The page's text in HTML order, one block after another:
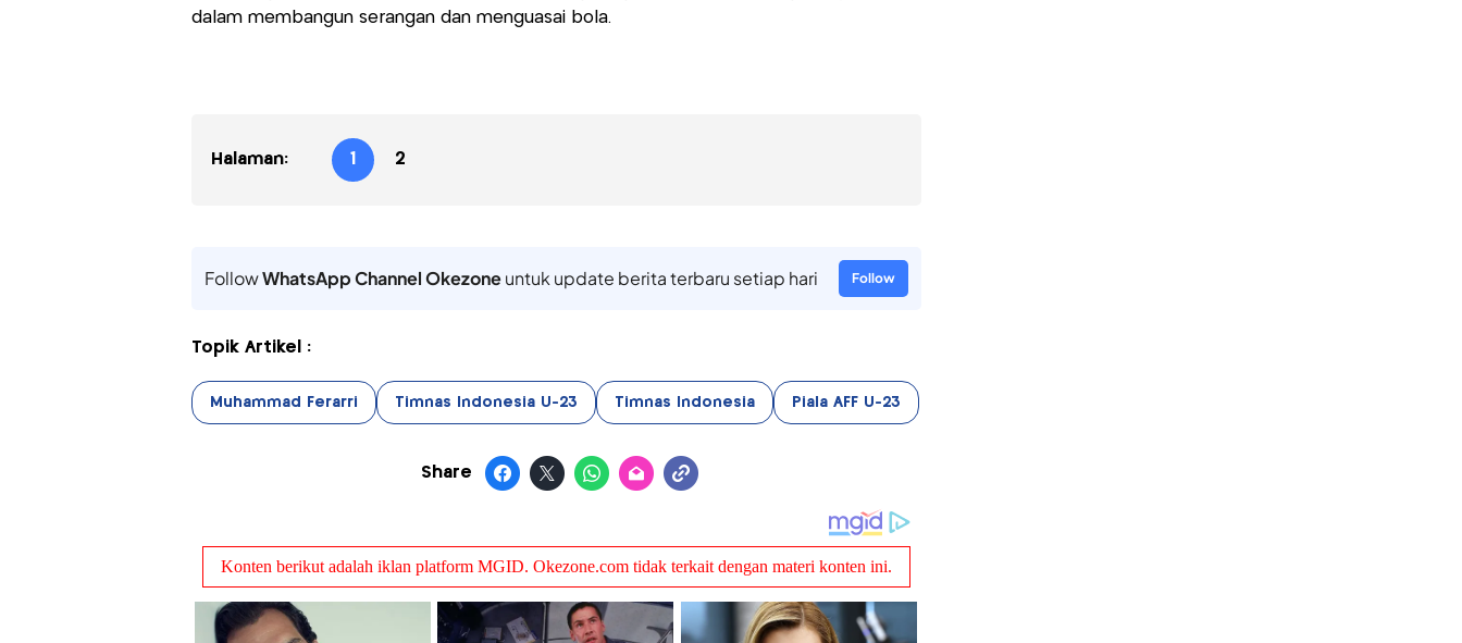
dalam membangun serangan dan menguasai bola.
Halaman: 1 2
FollowWhatsApp Channel Okezoneuntuk update berita terbaru setiap hari Follow
Topik Artikel :
Muhammad Ferarri Timnas Indonesia U-23 Timnas Indonesia Piala AFF U-23
Share